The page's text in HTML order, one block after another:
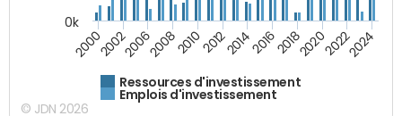
Ressources d'investissement
Emplois d'investissement
200020022006200820102012201420162018202020222024
0k
© JDN 2026